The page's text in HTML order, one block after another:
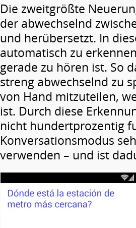
Die zweitgrößte
der abwechselnd
und herübersetzt. In
automatisch zu
gerade zu hören ist. So
streng abwechselnd zu
von Hand mitzuteilen,
ist. Durch diese
nicht hundertprozentig
Konversationsmodus
verwenden – und ist